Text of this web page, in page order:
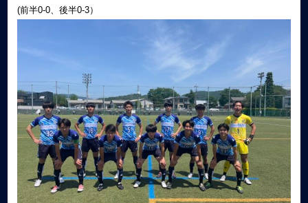
(前半0-0、後半0-3）